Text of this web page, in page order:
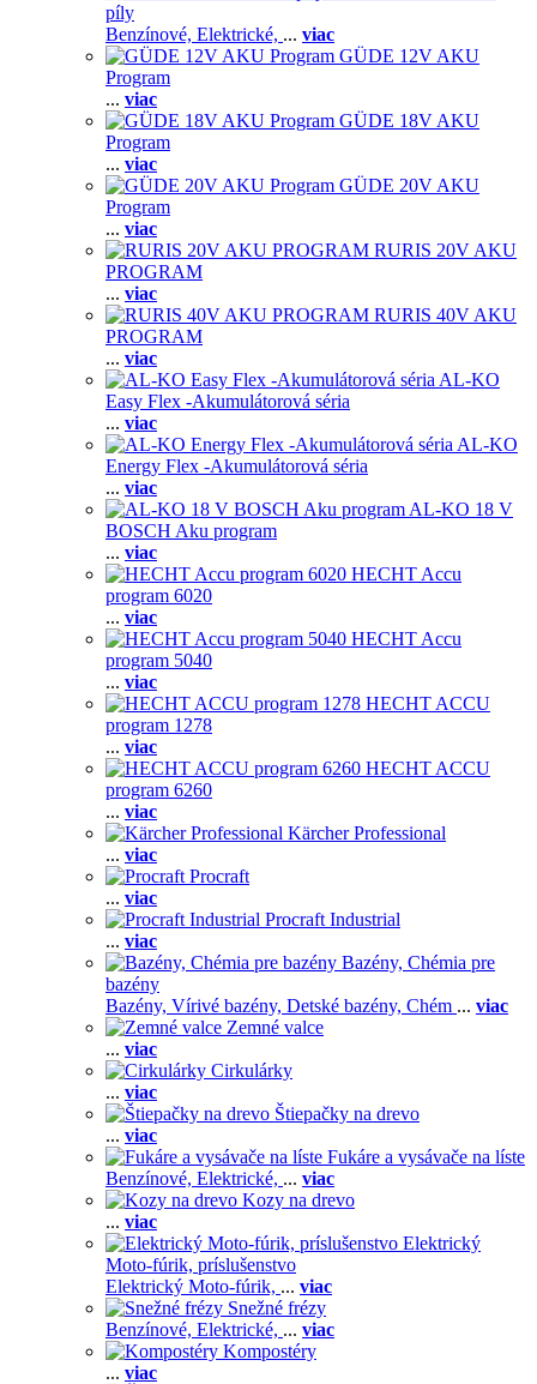
píly
Benzínové, Elektrické, ... viac
GÜDE 12V AKU
Program
... viac
GÜDE 18V AKU
Program
... viac
GÜDE 20V AKU
Program
... viac
RURIS 20V AKU
PROGRAM
... viac
RURIS 40V AKU
PROGRAM
... viac
AL-KO
Easy Flex -Akumulátorová séria
... viac
AL-KO
Energy Flex -Akumulátorová séria
... viac
AL-KO 18 V
BOSCH Aku program
... viac
HECHT Accu
program 6020
... viac
HECHT Accu
program 5040
... viac
HECHT ACCU
program 1278
... viac
HECHT ACCU
program 6260
... viac
Kärcher Professional
... viac
Procraft
... viac
Procraft Industrial
... viac
Bazény, Chémia pre
bazény
Bazény, Vírivé bazény, Detské bazény, Chém ... viac
Zemné valce
... viac
Cirkulárky
... viac
Štiepačky na drevo
... viac
Fukáre a vysávače na líste
Benzínové, Elektrické, ... viac
Kozy na drevo
... viac
Elektrický
Moto-fúrik, príslušenstvo
Elektrický Moto-fúrik, ... viac
Snežné frézy
Benzínové, Elektrické, ... viac
Kompostéry
... viac